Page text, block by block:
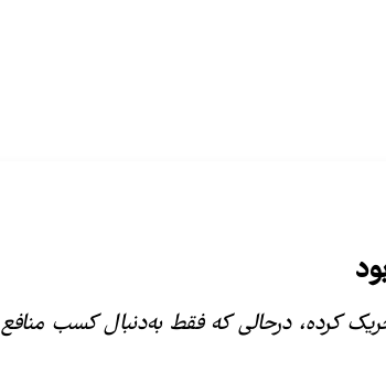
کرده،‌ درحالی که فقط به‌دنبال کسب منافع